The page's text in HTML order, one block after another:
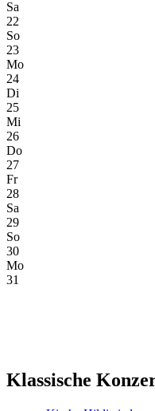
Sa
22
So
23
Mo
24
Di
25
Mi
26
Do
27
Fr
28
Sa
29
So
30
Mo
31
Klassische